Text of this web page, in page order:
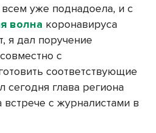
уже поднадоела, и с
волна коронавируса
я дал поручение
с
соответствующие
глава региона
с журналистами в